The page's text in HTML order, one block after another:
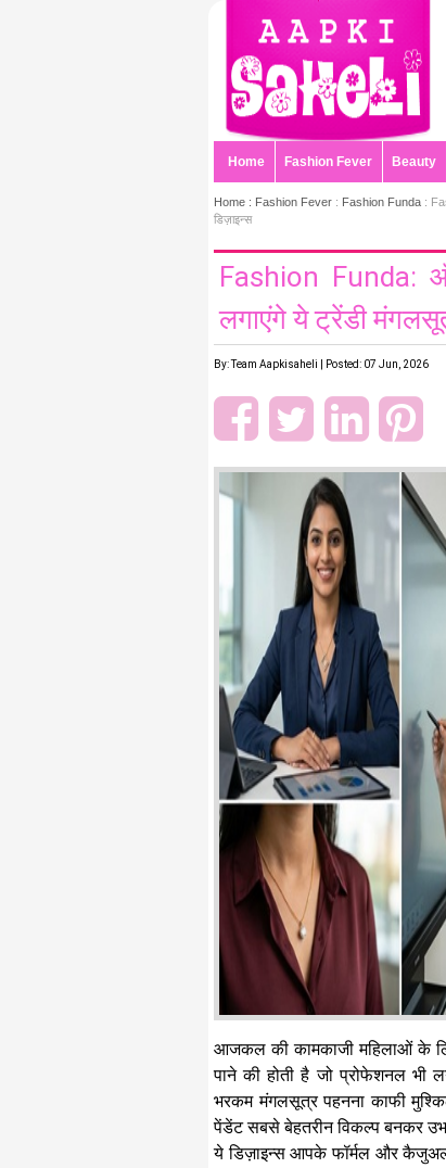
Home Fashion Fever Beauty
Home : Fashion Fever : Fashion Funda :
डिज़ाइन्स
Fashion Funda:
लगाएंगे ये ट्रेंडी
By: Team Aapkisaheli | Posted: 07 Jun, 2026
आजकल की कामकाजी महिलाओं के
पाने की होती है जो प्रोफेशनल भी
भरकम मंगलसूत्र पहनना काफी
पेंडेंट सबसे बेहतरीन विकल्प बनकर
ये डिज़ाइन्स आपके फॉर्मल और